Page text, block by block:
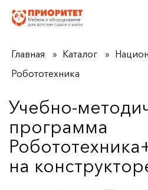
Главная Каталог
Робототехника
Учебно-
программа
на